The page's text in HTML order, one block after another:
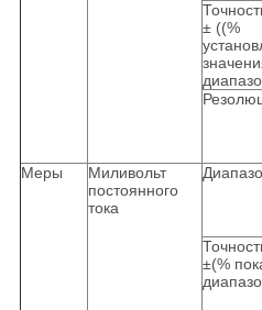
± ((%
Меры
Миливольт
постоянного
тока
±(%